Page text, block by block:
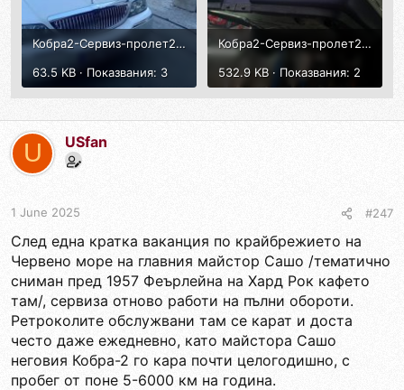
Кобра2-Сервиз-пролет2025-12.jpg
63.5 KB · Показвания: 3
Кобра2-Сервиз-пролет2025-11.jpg
532.9 KB · Показвания: 2
U USfan
1 June 2025 #247
След една кратка ваканция по крайбрежието на
Червено море на главния майстор Сашо /тематично
сниман пред 1957 Феърлейна на Хард Рок кафето
там/, сервиза отново работи на пълни обороти.
Ретроколите обслужвани там се карат и доста
често даже ежедневно, като майстора Сашо
неговия Кобра-2 го кара почти целогодишно, с
пробег от поне 5-6000 км на година.